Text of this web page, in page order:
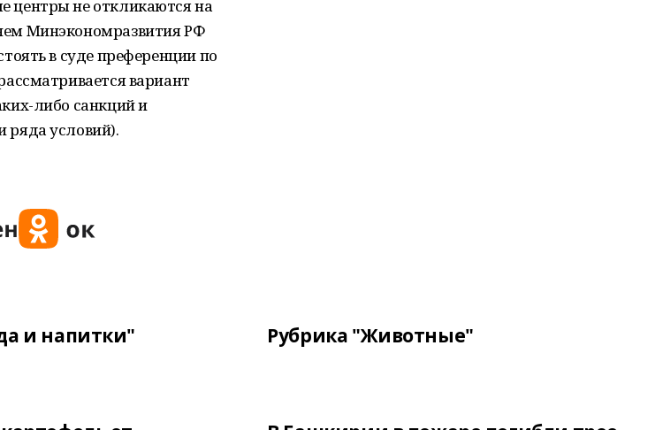
центры не откликаются на
Минэкономразвития РФ
в суде преференции по
вариант
либо санкций и
ряда условий).
и напитки" Рубрика "Животные"